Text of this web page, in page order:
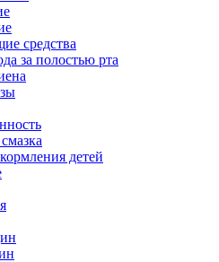
средства
за полостью рта
детей